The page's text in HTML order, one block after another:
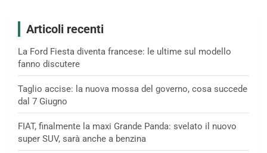
Articoli recenti
La Ford Fiesta diventa francese: le ultime sul modello
fanno discutere
Taglio accise: la nuova mossa del governo, cosa succede
dal 7 Giugno
FIAT, finalmente la maxi Grande Panda: svelato il nuovo
super SUV, sarà anche a benzina